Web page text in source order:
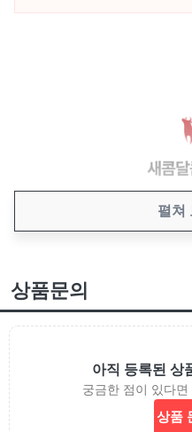
펼쳐
상품문의
아직 등록된 상
궁금한 점이 있다면
상품